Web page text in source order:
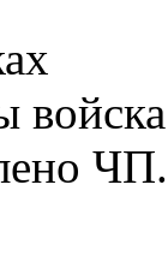
войска